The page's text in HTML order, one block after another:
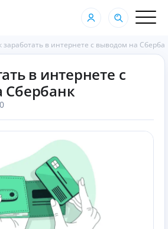
заработать в интернете с выводом на
в интернете с
Сбербанк
0